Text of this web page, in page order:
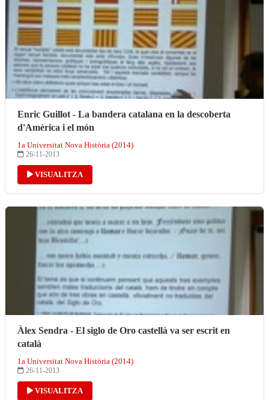
Enric Guillot - La bandera catalana en la descoberta
d'Amèrica i el món
1a Universitat Nova Història (2014)
26-11-2013
VISUALITZA
Àlex Sendra - El siglo de Oro castellà va ser escrit en
català
1a Universitat Nova Història (2014)
26-11-2013
VISUALITZA